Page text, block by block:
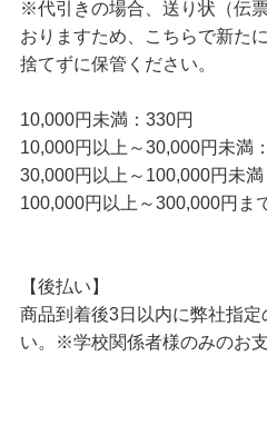
※代引きの場合、送り状（伝
おりますため、こちらで新た
捨てずに保管ください。
10,000円未満：330円
10,000円以上～30,000円未満
30,000円以上～100,000円未満
100,000円以上～300,000円ま
【後払い】
商品到着後3日以内に弊社指
い。※学校関係者様のみのお